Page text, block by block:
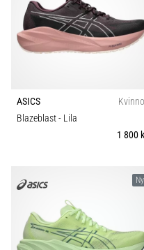
eller
efter
löpning?
vanligaste
orsakerna
Vad
det…
ASICS
Blazeblast- Lila
1 800
Ny